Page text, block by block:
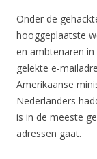
Onder de
hooggeplaatste
en ambtenaren in
gelekte e-
Amerikaanse
Nederlanders
is in de meeste
adressen gaat.